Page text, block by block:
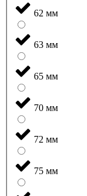
62 мм
63 мм
65 мм
70 мм
72 мм
75 мм